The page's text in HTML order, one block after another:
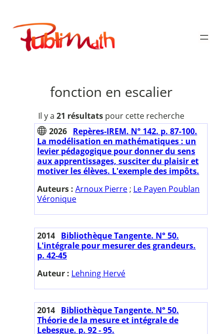
contenu
Publimath
fonction en escalier
Il y a 21 résultatspour cette recherche
2026 Repères-IREM. N° 142. p. 87-100.
La modélisation en mathématiques : un
levier pédagogique pour donner du sens
aux apprentissages, susciter du plaisir et
motiver les élèves. L'exemple des impôts.
Auteurs : Arnoux Pierre ; Le Payen Poublan
Véronique
2014 Bibliothèque Tangente. N° 50.
L'intégrale pour mesurer des grandeurs.
p. 42-45
Auteur : Lehning Hervé
2014 Bibliothèque Tangente. N° 50.
Théorie de la mesure et intégrale de
Lebesgue. p. 92 - 95.